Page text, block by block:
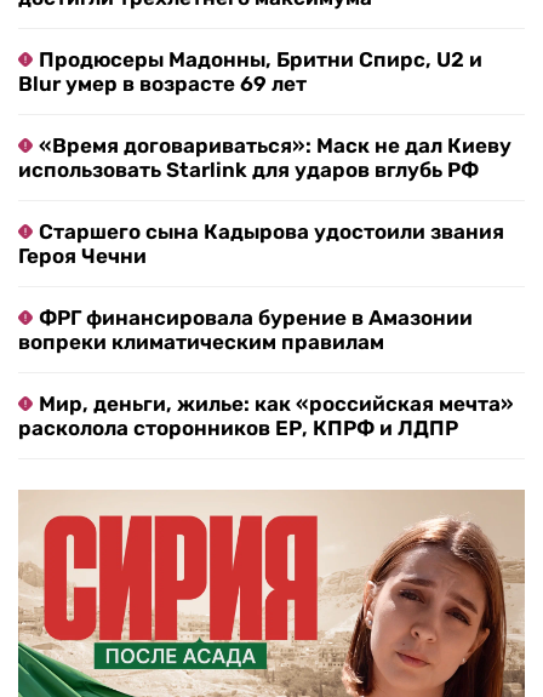
Продюсеры Мадонны, Бритни Спирс, U2 и
Blur умер в возрасте 69 лет
«Время договариваться»: Маск не дал Киеву
использовать Starlink для ударов вглубь РФ
Старшего сына Кадырова удостоили звания
Героя Чечни
ФРГ финансировала бурение в Амазонии
вопреки климатическим правилам
Мир, деньги, жилье: как «российская мечта»
расколола сторонников ЕР, КПРФ и ЛДПР